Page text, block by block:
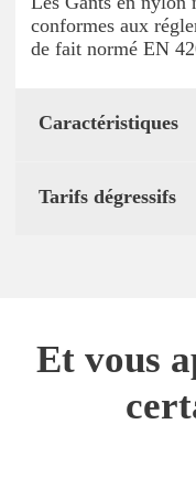
conformes aux
de fait normé EN
Caractéristiques
Tarifs dégressifs
Et vous